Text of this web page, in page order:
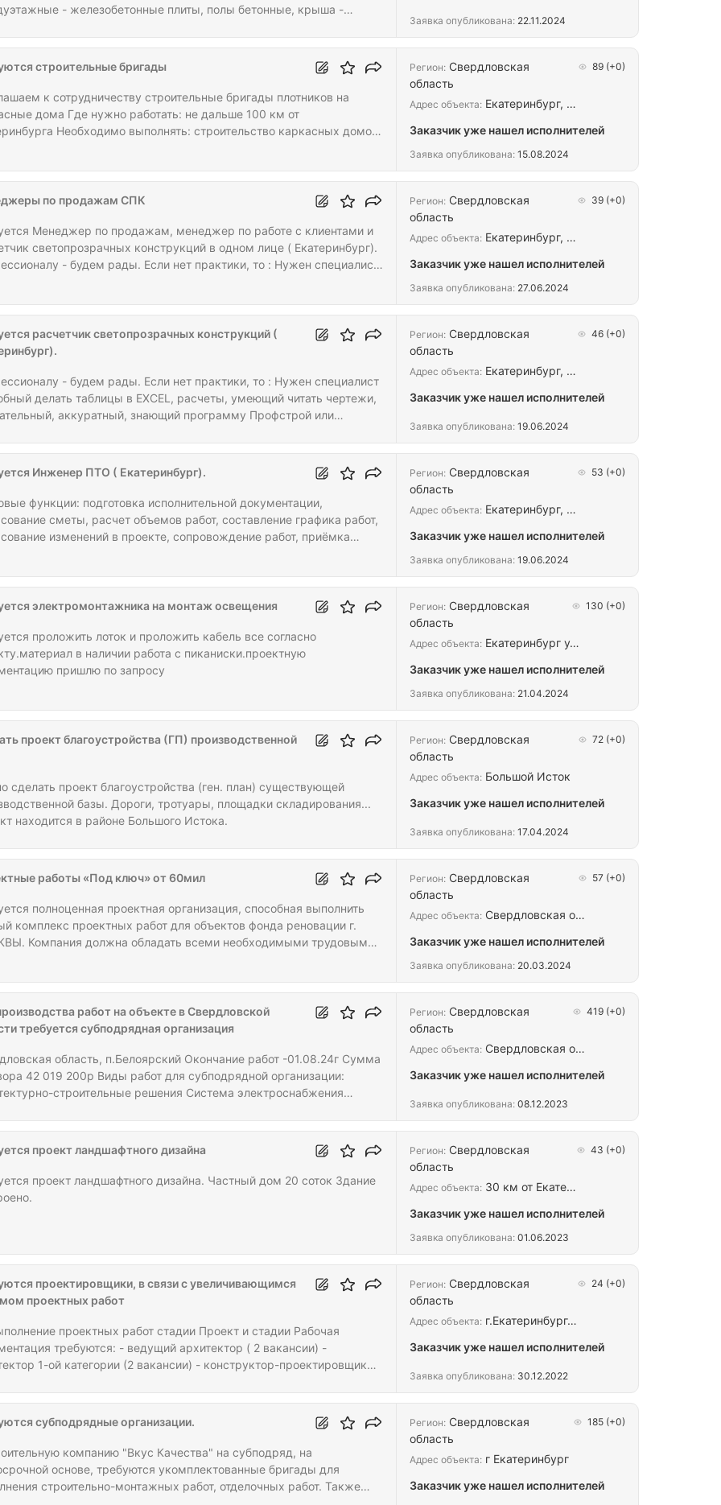
- железобетонные плиты, полы бетонные, крыша -
сносом. Цель: ликвидировать, снять с кадастрового учета
Заявка опубликована: 22.11.2024
строительные бригады
к сотрудничеству строительные бригады плотников на
дома Где нужно работать: не дальше 100 км от
Необходимо выполнять: строительство каркасных домов
заказчика, компенсация транспортных расходов -
жилье в оборудованных бытовках, предоставляем
Регион: Свердловская
область
89 (+0)
Адрес объекта: Екатеринбург, …
Заказчик уже нашел исполнителей
Заявка опубликована: 15.08.2024
по продажам СПК
Менеджер по продажам, менеджер по работе с клиентами и
светопрозрачных конструкций в одном лице ( Екатеринбург).
- будем рады. Если нет практики, то : Нужен специалист
работа для выпускников технических или строительных
Офисная работа. ЗП по результатам собеседования и по
Постоянная работа. ТД.
Регион: Свердловская
область
39 (+0)
Адрес объекта: Екатеринбург, …
Заказчик уже нашел исполнителей
Заявка опубликована: 27.06.2024
расчетчик светопрозрачных конструкций (
- будем рады. Если нет практики, то : Нужен специалист
делать таблицы в EXCEL, расчеты, умеющий читать чертежи,
аккуратный, знающий программу Профстрой или
дверям, панорамным светопрозрачным конструкциям. Работа с
по этим СПК. Поиск клиентов. ЗП по результатам
и по квалификации.
Регион: Свердловская
область
46 (+0)
Адрес объекта: Екатеринбург, …
Заказчик уже нашел исполнителей
Заявка опубликована: 19.06.2024
Инженер ПТО ( Екатеринбург).
функции: подготовка исполнительной документации,
сметы, расчет объемов работ, составление графика работ,
изменений в проекте, сопровождение работ, приёмка
офис по адресу: Екатеринбург, ул.ак.Шварца 18/1. ЗП по
собеседования и зависит от Вашей квалификации. Работа в
Регион: Свердловская
область
53 (+0)
Адрес объекта: Екатеринбург, …
Заказчик уже нашел исполнителей
Заявка опубликована: 19.06.2024
электромонтажника на монтаж освещения
проложить лоток и проложить кабель все согласно
в наличии работа с пиканиски.проектную
пришлю по запросу
Регион: Свердловская
область
130 (+0)
Адрес объекта: Екатеринбург у…
Заказчик уже нашел исполнителей
Заявка опубликована: 21.04.2024
проект благоустройства (ГП) производственной
сделать проект благоустройства (ген. план) существующей
базы. Дороги, тротуары, площадки складирования...
находится в районе Большого Истока.
Регион: Свердловская
область
72 (+0)
Адрес объекта: Большой Исток
Заказчик уже нашел исполнителей
Заявка опубликована: 17.04.2024
работы «Под ключ» от 60мил
полноценная проектная организация, способная выполнить
комплекс проектных работ для объектов фонда реновации г.
Компания должна обладать всеми необходимыми трудовыми
от 50мил с НДС. Работы осуществляются под коэффициент от
от сметной стоимости проектных работ. Работа с прохождением
г. Москва.
Регион: Свердловская
область
57 (+0)
Адрес объекта: Свердловская о…
Заказчик уже нашел исполнителей
Заявка опубликована: 20.03.2024
работ на объекте в Свердловской
требуется субподрядная организация
область, п.Белоярский Окончание работ -01.08.24г Сумма
42 019 200р Виды работ для субподрядной организации:
строительные решения Система электроснабжения
доступа инвалидов
Регион: Свердловская
область
419 (+0)
Адрес объекта: Свердловская о…
Заказчик уже нашел исполнителей
Заявка опубликована: 08.12.2023
проект ландшафтного дизайна
проект ландшафтного дизайна. Частный дом 20 соток Здание
Регион: Свердловская
область
43 (+0)
Адрес объекта: 30 км от Екате…
Заказчик уже нашел исполнителей
Заявка опубликована: 01.06.2023
проектировщики, в связи с увеличивающимся
проектных работ
проектных работ стадии Проект и стадии Рабочая
требуются: - ведущий архитектор ( 2 вакансии) -
1-ой категории (2 вакансии) - конструктор-проектировщик
субподряда на
работы в составе организации и/или физ лица.
Регион: Свердловская
область
24 (+0)
Адрес объекта: г.Екатеринбург…
Заказчик уже нашел исполнителей
Заявка опубликована: 30.12.2022
субподрядные организации.
компанию "Вкус Качества" на субподряд, на
основе, требуются укомплектованные бригады для
строительно-монтажных работ, отделочных работ. Также
Регион: Свердловская
область
185 (+0)
Адрес объекта: г Екатеринбург
Заказчик уже нашел исполнителей